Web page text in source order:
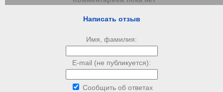
Написать отзыв
Имя, фамилия:
E-mail (не публикуется):
Сообщить об ответах